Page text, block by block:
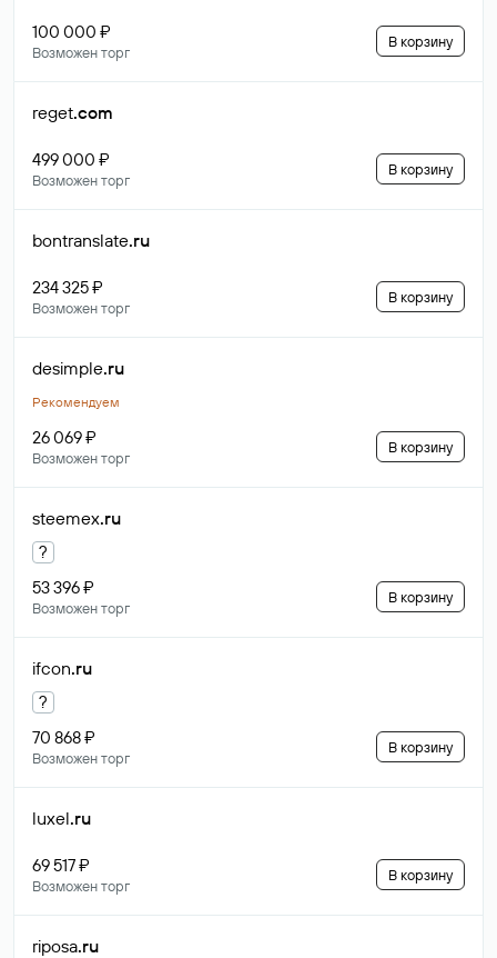
100 000 ₽
Возможен торг
В корзину
reget.com
499 000 ₽
Возможен торг
В корзину
bontranslate.ru
234 325 ₽
Возможен торг
В корзину
desimple.ru
Рекомендуем
26 069 ₽
Возможен торг
В корзину
steemex.ru
?
53 396 ₽
Возможен торг
В корзину
ifcon.ru
?
70 868 ₽
Возможен торг
В корзину
luxel.ru
69 517 ₽
Возможен торг
В корзину
riposa.ru